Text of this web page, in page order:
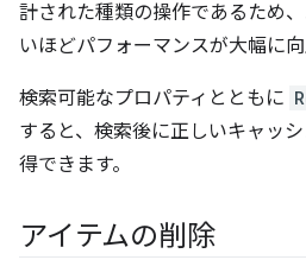
計された種類の操作であるため
いほどパフォーマンスが大幅に向
検索可能なプロパティとともに
すると、検索後に正しいキャッ
得できます。
アイテムの削除